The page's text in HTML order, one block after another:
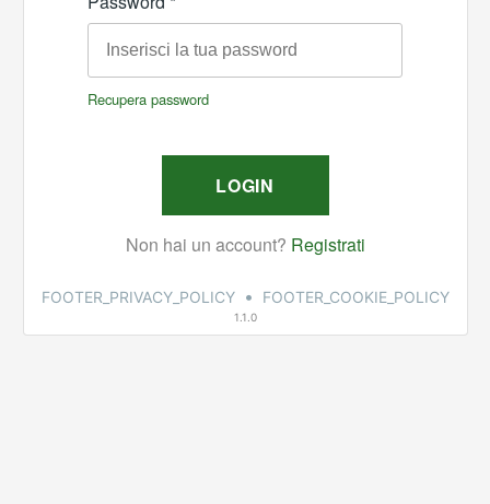
FOOTER_PRIVACY_POLICY • FOOTER_COOKIE_POLICY
1.1.0